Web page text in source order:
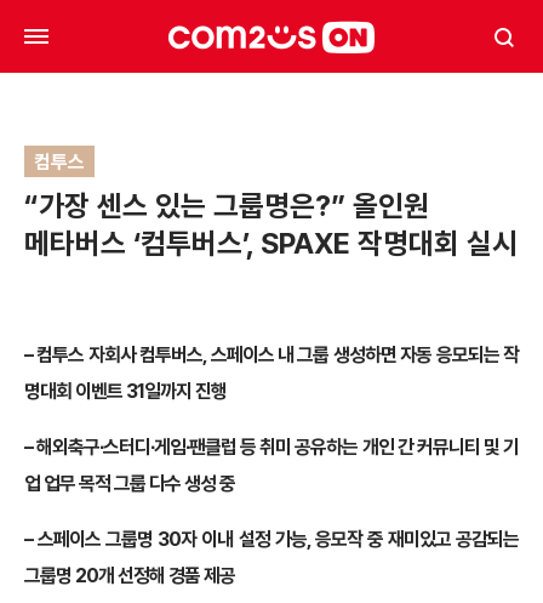
컴투스
“가장 센스 있는 그룹명은?” 올인원
메타버스 ‘컴투버스’, SPAXE 작명대회 실시
– 컴투스 자회사 컴투버스, 스페이스 내 그룹 생성하면 자동 응모되는 작
명대회 이벤트 31일까지 진행
– 해외축구∙스터디∙게임∙팬클럽 등 취미 공유하는 개인 간 커뮤니티 및 기
업 업무 목적 그룹 다수 생성 중
– 스페이스 그룹명 30자 이내 설정 가능, 응모작 중 재미있고 공감되는
그룹명 20개 선정해 경품 제공